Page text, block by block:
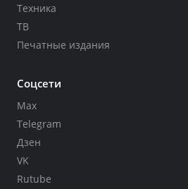
Техника
ТВ
Печатные издания
Соцсети
Max
Telegram
Дзен
VK
Rutube